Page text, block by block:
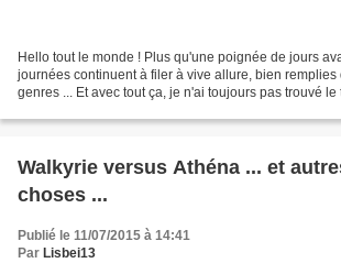
Hello tout le monde ! Plus qu'une poignée de jours
journées continuent à filer à vive allure, bien remplies
genres ... Et avec tout ça, je n'ai toujours pas trouvé le
Walkyrie versus Athéna ... et
choses ...
Publié le 11/07/2015 à 14:41
Par Lisbei13